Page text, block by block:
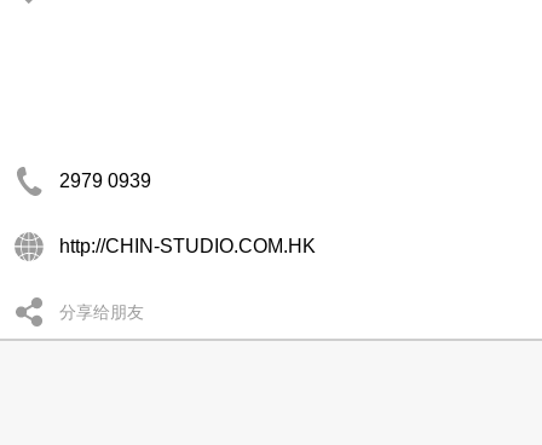
2979 0939
http://CHIN-STUDIO.COM.HK
分享给朋友